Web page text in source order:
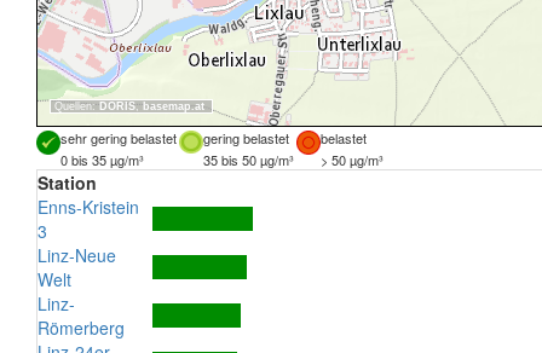
Quellen: DORIS, basemap.at
sehr gering belastet gering belastet
belastet
0 bis 35 µg/m³
35 bis 50 µg/m³ > 50 µg/m³
Station
Enns-Kristein
3
Linz-Neue
Welt
Linz-
Römerberg